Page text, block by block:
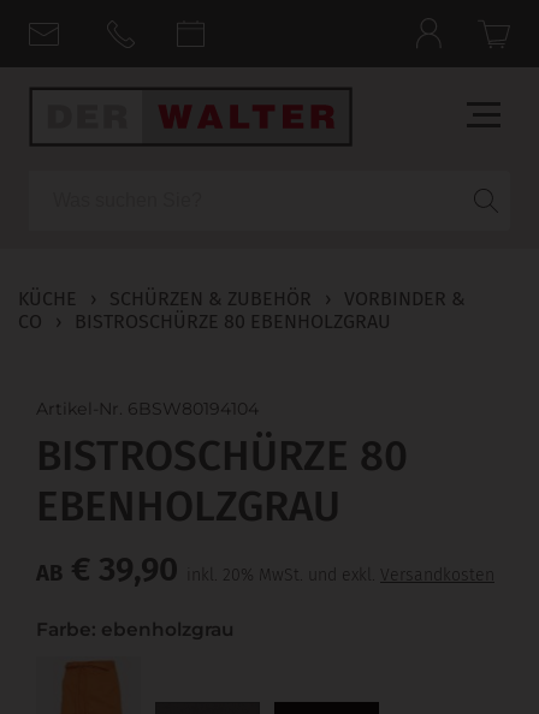
KÜCHE › SCHÜRZEN & ZUBEHÖR ›
VORBINDER &
CO
› BISTROSCHÜRZE 80 EBENHOLZGRAU
Artikel-Nr. 6BSW80194104
BISTROSCHÜRZE 80
EBENHOLZGRAU
AB € 39,90 inkl. 20% MwSt. und exkl. Versandkosten
Farbe: ebenholzgrau